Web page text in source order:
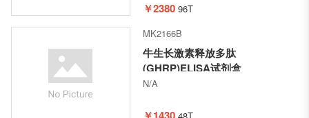
￥2380 96T
MK2166B
牛生长激素释放多肽
(GHRP)ELISA试剂盒
N/A